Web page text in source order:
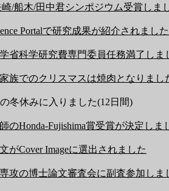
/船木/田中君シンポジウム受賞しま
Portalで研究成果が紹介されました
省科学研究費専門委員任務満了しま
族でのクリスマスは焼肉となりまし
冬休みに入りました(12日間)
のHonda-Fujishima賞受賞が決定しま
がCover Imageに選出されました
攻の博士論文審査会に副査参加しま